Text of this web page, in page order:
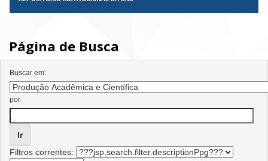
Página de Busca
Buscar em:
por
Filtros correntes: